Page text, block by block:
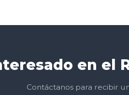
en el
Contáctanos para recibir